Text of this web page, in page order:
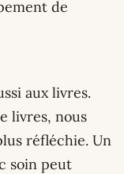
de
aux livres.
livres, nous
réfléchie. Un
soin peut